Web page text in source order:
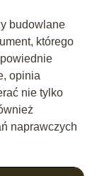
budowlane
którego
opinia
nie tylko
naprawczych